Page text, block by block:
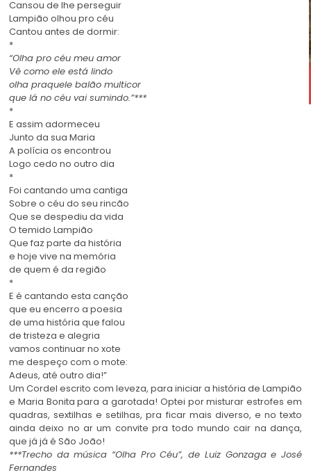
Cansou de lhe perseguir
Lampião olhou pro céu
Cantou antes de dormir:
*
“Olha pro céu meu amor
Vê como ele está lindo
olha praquele balão multicor
que lá no céu vai sumindo.”***
*
E assim adormeceu
Junto da sua Maria
A polícia os encontrou
Logo cedo no outro dia
*
Foi cantando uma cantiga
Sobre o céu do seu rincão
Que se despediu da vida
O temido Lampião
Que faz parte da história
e hoje vive na memória
de quem é da região
*
E é cantando esta canção
que eu encerro a poesia
de uma história que falou
de tristeza e alegria
vamos continuar no xote
me despeço com o mote:
Adeus, até outro dia!”
Um Cordel escrito com leveza, para iniciar a história de Lampião
e Maria Bonita para a garotada! Optei por misturar estrofes em
quadras, sextilhas e setilhas, pra ficar mais diverso, e no texto
ainda deixo no ar um convite pra todo mundo cair na dança,
que já já é São João!
***Trecho da música “Olha Pro Céu”, de Luiz Gonzaga e José
Fernandes